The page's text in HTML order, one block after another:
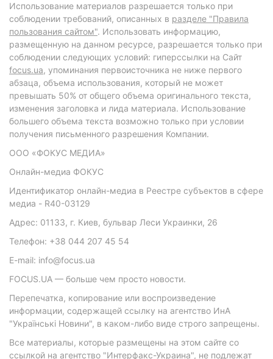
Использование материалов разрешается только при
соблюдении требований, описанных в разделе "Правила
пользования сайтом". Использовать информацию,
размещенную на данном ресурсе, разрешается только при
соблюдении следующих условий: гиперссылки на Сайт
focus.ua, упоминания первоисточника не ниже первого
абзаца, объема использования, который не может
превышать 50% от общего объема оригинального текста,
изменения заголовка и лида материала. Использование
большего объема текста возможно только при условии
получения письменного разрешения Компании.
ООО «ФОКУС МЕДИА»
Онлайн-медиа ФОКУС
Идентификатор онлайн-медиа в Реестре субъектов в сфере
медиа - R40-03129
Адрес: 01133, г. Киев, бульвар Леси Украинки, 26
Телефон: +38 044 207 45 54
E-mail: info@focus.ua
FOCUS.UA — больше чем просто новости.
Перепечатка, копирование или воспроизведение
информации, содержащей ссылку на агентство ИнА
"Українські Новини", в каком-либо виде строго запрещены.
Все материалы, которые размещены на этом сайте со
ссылкой на агентство "Интерфакс-Украина", не подлежат